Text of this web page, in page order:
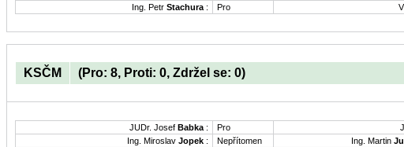
Ing. Petr Stachura: Pro
KSČM (Pro: 8, Proti: 0, Zdržel se: 0)
JUDr. Josef Babka : Pro
Ing. Miroslav Jopek : Nepřítomen Ing. Martin